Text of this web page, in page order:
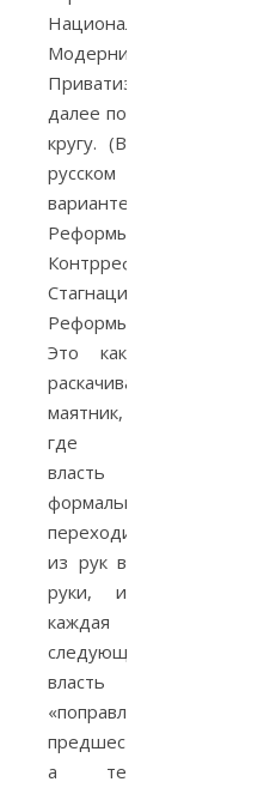
Национализация,
Модернизация,
Приватизация,
далее по
кругу. (В
русском
варианте:
Реформы,
Контрреформы,
Стагнация,
Реформы.)
Это как
раскачивающийся
маятник,
где
власть
формально
переходит
из рук в
руки, и
каждая
следующая
власть
«поправляет»
предшественников,
а те